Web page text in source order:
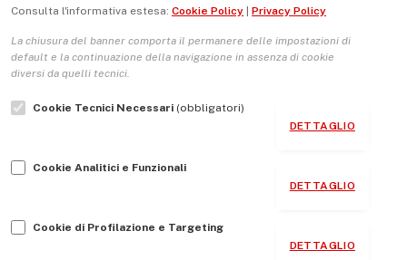
Le Copertine
L’Associazione
Indirizzo Socio Politico Culturale
Guida per le autrici e gli autori
Consulta l'informativa estesa: Cookie Policy Privacy Policy
La chiusura del banner comporta il permanere delle impostazioni di
default e la continuazione della navigazione in assenza di cookie
diversi da quelli tecnici.
Cookie Tecnici Necessari (obbligatori)
DETTAGLIO
Cookie Analitici e Funzionali
DETTAGLIO
Cookie di Profilazione e Targeting
DETTAGLIO